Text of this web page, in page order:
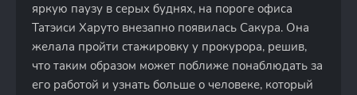
яркую паузу в серых буднях, на пороге офиса
Татэиси Харуто внезапно появилась Сакура. Она
желала пройти стажировку у прокурора, решив,
что таким образом может поближе понаблюдать за
его работой и узнать больше о человеке, который